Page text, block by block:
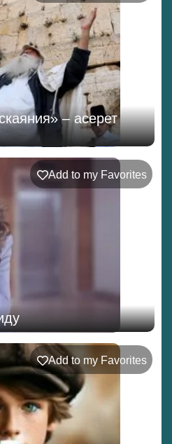
– асерет
Add to my Favorites
Add to my Favorites